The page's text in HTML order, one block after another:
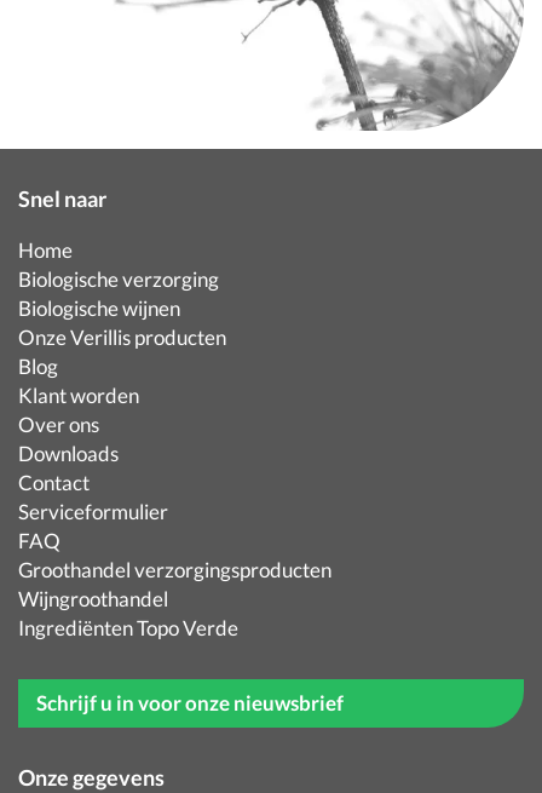
Snel naar
Home
Biologische verzorging
Biologische wijnen
Onze Verillis producten
Blog
Klant worden
Over ons
Downloads
Contact
Serviceformulier
FAQ
Groothandel verzorgingsproducten
Wijngroothandel
Ingrediënten Topo Verde
Schrijf u in voor onze nieuwsbrief
Onze gegevens